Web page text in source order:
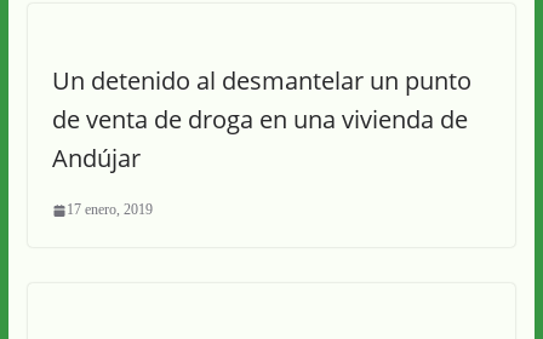
Un detenido al desmantelar un punto
de venta de droga en una vivienda de
Andújar
17 enero, 2019